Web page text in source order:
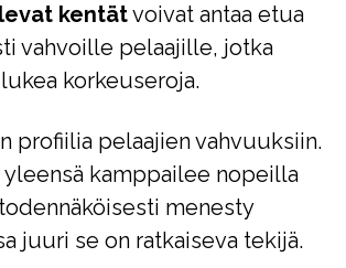
kentätvoivat antaa etua
vahvoille pelaajille, jotka
korkeuseroja.
profiilia pelaajien vahvuuksiin.
yleensä kamppailee nopeilla
menesty
juuri se on ratkaiseva tekijä.